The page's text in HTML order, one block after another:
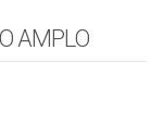
AMPLO